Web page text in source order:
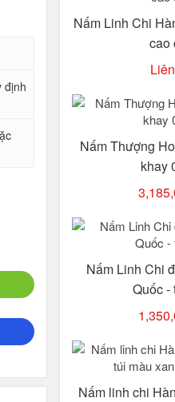
định
Nấm Linh Chi
cao
Nấm Thượng
khay
Nấm Linh Chi
Quốc -
Nấm linh chi